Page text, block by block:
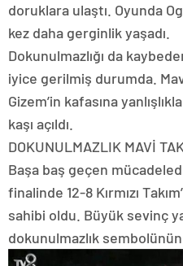
doruklara ulaştı. Oyunda
kez daha gerginlik yaşadı.
Dokunulmazlığı da
iyice gerilmiş durumda.
Gizem’in kafasına
kaşı açıldı.
DOKUNULMAZLIK MAVİ
Başa baş geçen
finalinde 12-8 Kırmızı
sahibi oldu. Büyük sevinç
dokunulmazlık